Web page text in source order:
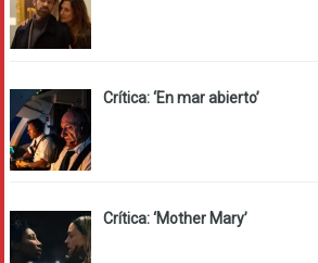
Crítica: ‘En mar abierto’
Crítica: ‘Mother Mary’